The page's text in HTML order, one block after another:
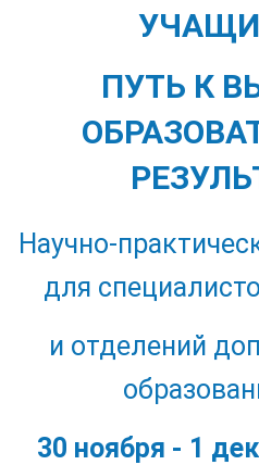
ПУТЬ К
Научно-
для
и отделений
30 ноября - 1